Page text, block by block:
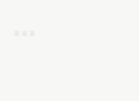
j j j